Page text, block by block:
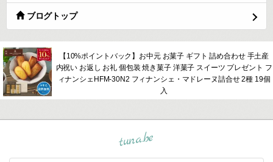
ブログトップ
【10%ポイントバック】お中元 お菓子 ギフト 詰め合わせ 手土産
内祝い お返し お礼 個包装 焼き菓子 洋菓子 スイーツ プレゼント フ
ィナンシェHFM-30N2 フィナンシェ・マドレーヌ詰合せ 2種 19個
入
tuna.be